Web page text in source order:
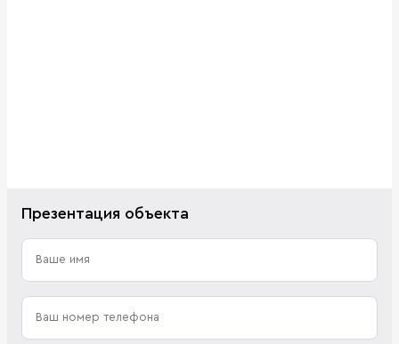
Презентация объекта